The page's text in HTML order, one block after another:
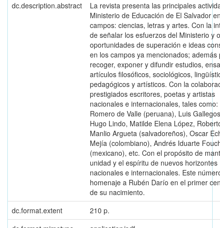
dc.description.abstract
La revista presenta las principales
Ministerio de Educación de El Salvador
campos: ciencias, letras y artes. Con la
de señalar los esfuerzos del Ministerio y
oportunidades de superación e ideas
en los campos ya mencionados; además
recoger, exponer y difundir estudios,
artículos filosóficos, sociológicos,
pedagógicos y artísticos. Con la
prestigiados escritores, poetas y artistas
nacionales e internacionales, tales como:
Romero de Valle (peruana), Luis
Hugo Lindo, Matilde Elena López,
Manlio Argueta (salvadoreños), Oscar
Mejía (colombiano), Andrés Iduarte
(mexicano), etc. Con el propósito de
unidad y el espíritu de nuevos horizontes
nacionales e internacionales. Este
homenaje a Rubén Darío en el primer
de su nacimiento.
dc.format.extent
210 p.